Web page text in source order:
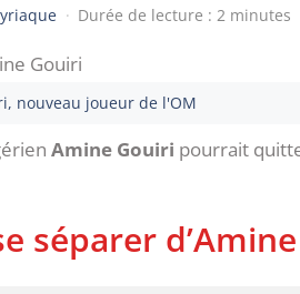
· Durée de lecture : 2 minutes
nouveau joueur de l'OM
Amine Gouiri pourrait
séparer